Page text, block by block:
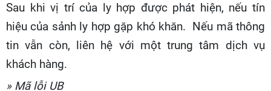
Sau khi vị trí của ly hợp được phát hiện, nếu tín
hiệu của sảnh ly hợp gặp khó khăn. Nếu mã thông
tin vẫn còn, liên hệ với một trung tâm dịch vụ
khách hàng.
» Mã lỗi UB